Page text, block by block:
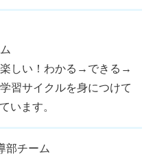
しい！わかる→できる→
習サイクルを身につけて
います。
部チーム